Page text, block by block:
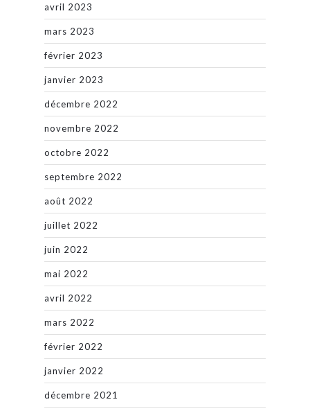
avril 2023
mars 2023
février 2023
janvier 2023
décembre 2022
novembre 2022
octobre 2022
septembre 2022
août 2022
juillet 2022
juin 2022
mai 2022
avril 2022
mars 2022
février 2022
janvier 2022
décembre 2021